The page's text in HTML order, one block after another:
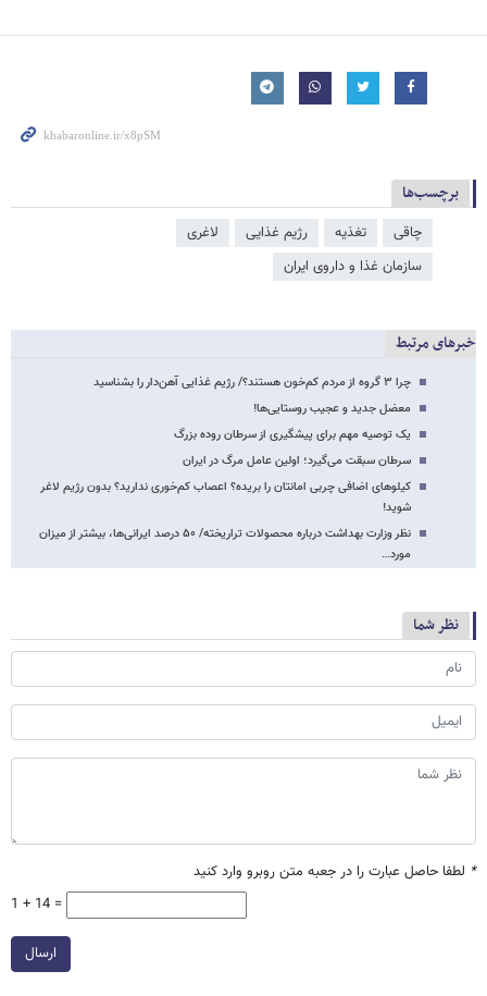
برچسب‌ها
چاقی تغذیه رژیم غذایی
لاغری
سازمان غذا و داروی ایران
خبرهای مرتبط
چرا ۳ گروه از مردم کم‌خون هستند؟/ رژیم غذایی آهن‌دار را بشناسید
معضل جدید و عجیب روستایی‌ها!
یک توصیه مهم برای پیشگیری از سرطان روده بزرگ
سرطان سبقت می‌گیرد؛ اولین عامل مرگ در ایران
کیلوهای اضافی چربی امانتان را بریده؟ اعصاب کم‌خوری ندارید؟ بدون رژیم لاغر
شوید!
نظر وزارت بهداشت درباره محصولات تراریخته/ ۵۰ درصد ایرانی‌ها، بیشتر از میزان
مورد…
نظر شما
* لطفا حاصل عبارت را در جعبه متن روبرو وارد کنید
1 + 14 =
ارسال